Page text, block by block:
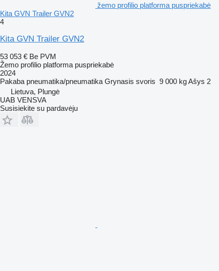
žemo profilio platforma puspriekabė
Kita GVN Trailer GVN2
4
Kita GVN Trailer GVN2
53 053 € Be PVM
Žemo profilio platforma puspriekabė
2024
Pakaba pneumatika/pneumatika Grynasis svoris 9 000 kgAšys 2
Lietuva, Plungė
UAB VENSVA
Susisiekite su pardavėju